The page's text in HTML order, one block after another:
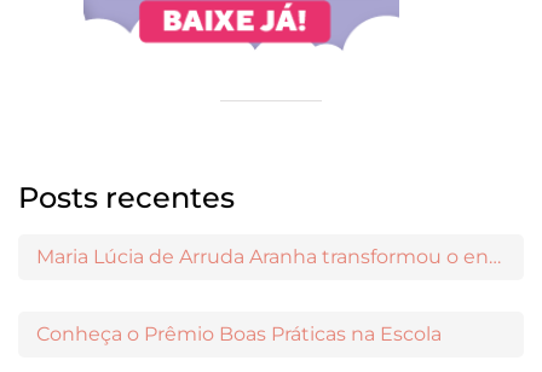
Posts recentes
Maria Lúcia de Arruda Aranha transformou o ensino de Filosofia no Brasil
Conheça o Prêmio Boas Práticas na Escola